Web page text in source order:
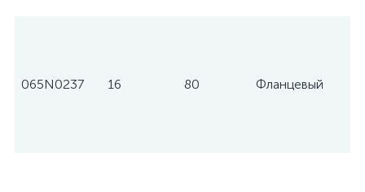
065N0237 16 80 Фланцевый